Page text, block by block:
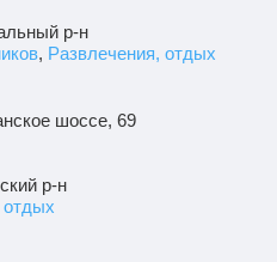
р-н
, Развлечения, отдых
шоссе, 69
р-н
отдых